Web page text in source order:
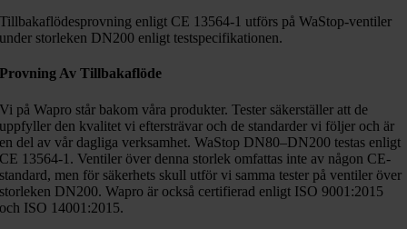
Tillbakaflödesprovning enligt CE 13564-1 utförs på WaStop-ventiler
under storleken DN200 enligt testspecifikationen.
Provning Av Tillbakaflöde
Vi på Wapro står bakom våra produkter. Tester säkerställer att de
uppfyller den kvalitet vi eftersträvar och de standarder vi följer och är
en del av vår dagliga verksamhet. WaStop DN80–DN200 testas enligt
CE 13564-1. Ventiler över denna storlek omfattas inte av någon CE-
standard, men för säkerhets skull utför vi samma tester på ventiler över
storleken DN200. Wapro är också certifierad enligt ISO 9001:2015
och ISO 14001:2015.